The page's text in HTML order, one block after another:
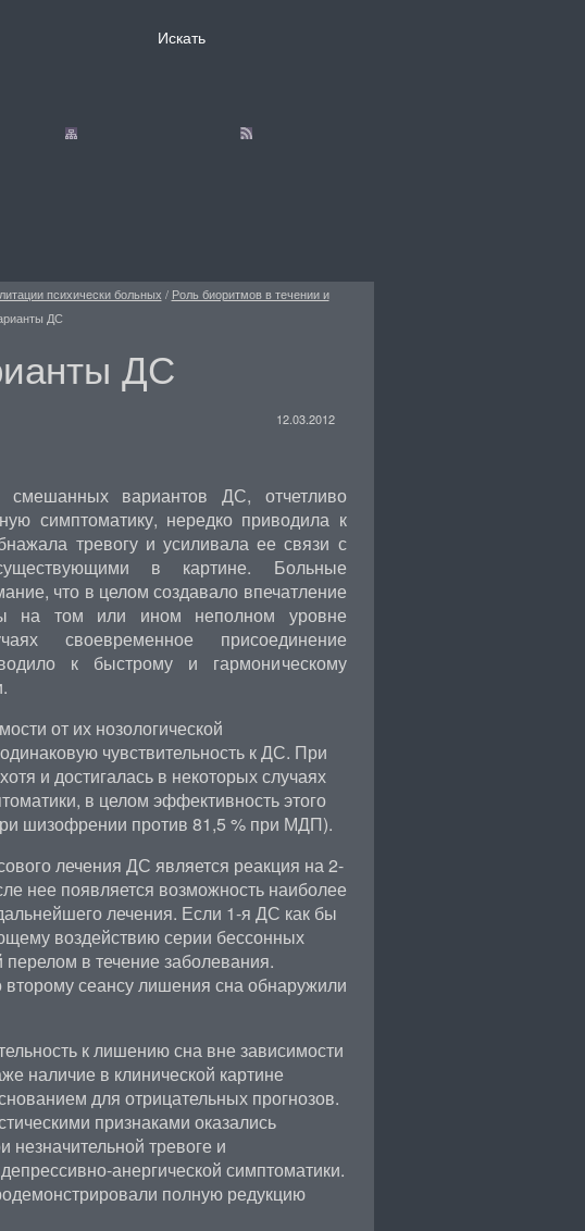
психически больных / Роль биоритмов в течении и
ДС
ДС
12.03.2012
вариантов ДС, отчетливо
симптоматику, нередко приводила к
тревогу и усиливала ее связи с
в картине. Больные
что в целом создавало впечатление
на том или ином неполном уровне
своевременное присоединение
к быстрому и гармоническому
от их нозологической
чувствительность к ДС. При
и достигалась в некоторых случаях
в целом эффективность этого
шизофрении против 81,5 % при МДП).
лечения ДС является реакция на 2-
нее появляется возможность наиболее
лечения. Если 1-я ДС как бы
воздействию серии бессонных
в течение заболевания.
сеансу лишения сна обнаружили
к лишению сна вне зависимости
наличие в клинической картине
для отрицательных прогнозов.
признаками оказались
незначительной тревоге и
анергической симптоматики.
полную редукцию